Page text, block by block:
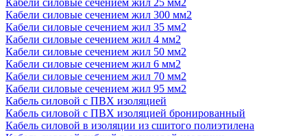
Кабели силовые сечением жил 25 мм2
Кабели силовые сечением жил 300 мм2
Кабели силовые сечением жил 35 мм2
Кабели силовые сечением жил 4 мм2
Кабели силовые сечением жил 50 мм2
Кабели силовые сечением жил 6 мм2
Кабели силовые сечением жил 70 мм2
Кабели силовые сечением жил 95 мм2
Кабель силовой с ПВХ изоляцией
Кабель силовой с ПВХ изоляцией бронированный
Кабель силовой в изоляции из сшитого полиэтилена